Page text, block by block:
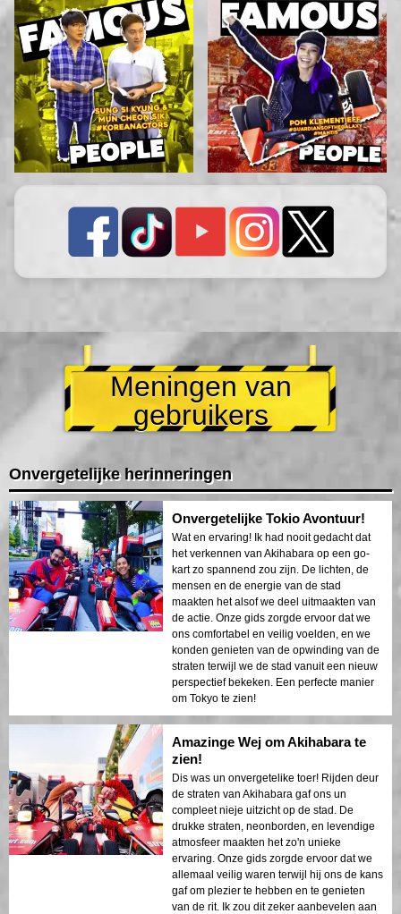
Meningen van
gebruikers
Onvergetelijke herinneringen
Onvergetelijke Tokio Avontuur!
Wat en ervaring! Ik had nooit gedacht dat
het verkennen van Akihabara op een go-
kart zo spannend zou zijn. De lichten, de
mensen en de energie van de stad
maakten het alsof we deel uitmaakten van
de actie. Onze gids zorgde ervoor dat we
ons comfortabel en veilig voelden, en we
konden genieten van de opwinding van de
straten terwijl we de stad vanuit een nieuw
perspectief bekeken. Een perfecte manier
om Tokyo te zien!
Amazinge Wej om Akihabara te
zien!
Dis was un onvergetelike toer! Rijden deur
de straten van Akihabara gaf ons un
compleet nieje uitzicht op de stad. De
drukke straten, neonborden, en levendige
atmosfeer maakten het zo'n unieke
ervaring. Onze gids zorgde ervoor dat we
allemaal veilig waren terwijl hij ons de kans
gaf om plezier te hebben en te genieten
van de rit. Ik zou dit zeker aanbevelen aan